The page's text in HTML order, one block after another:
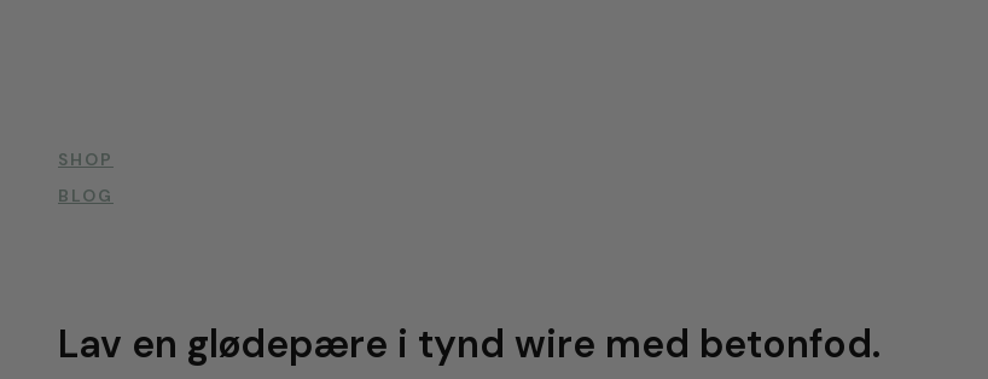
SHOP
BLOG
Lav en glødepære i tynd wire med betonfod.